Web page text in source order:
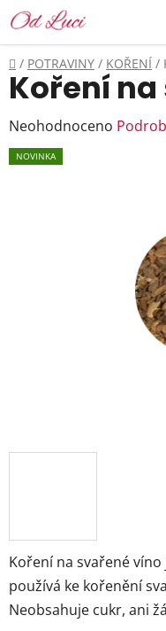
Přejít
na
obsah
Domů
/ POTRAVINY / KOŘENÍ /
Koření na svařené
používá ke kořenění
Neobsahuje cukr, ani
Koření
Průměrné
hodnocení
Neohodnoceno
NOVINKA